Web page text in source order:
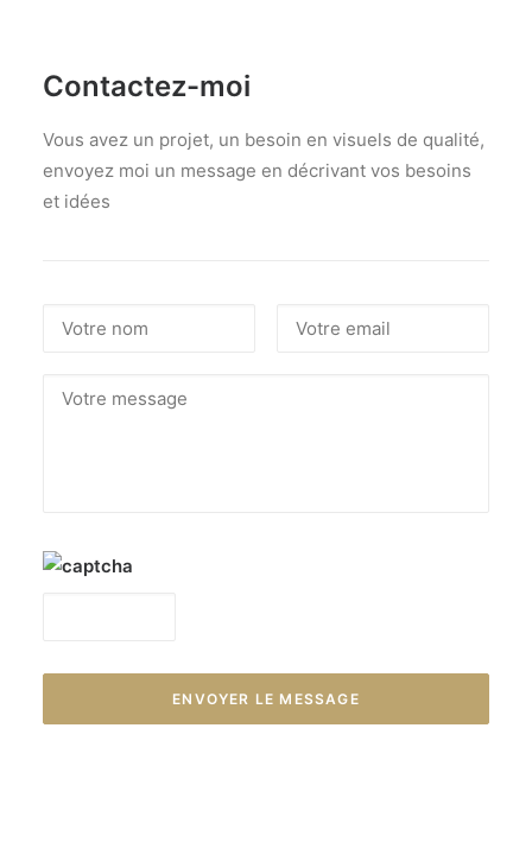
Contactez-moi
Vous avez un projet, un besoin en visuels de qualité,
envoyez moi un message en décrivant vos besoins
et idées